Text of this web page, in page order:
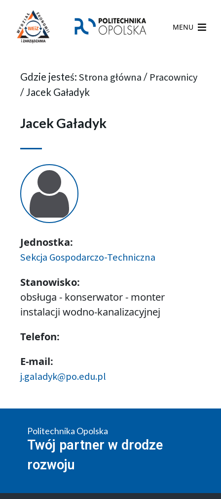
MENU
Gdzie jesteś: Strona główna / Pracownicy
/ Jacek Gaładyk
Jacek Gaładyk
Jednostka:
Sekcja Gospodarczo-Techniczna
Stanowisko:
obsługa - konserwator - monter
instalacji wodno-kanalizacyjnej
Telefon:
E-mail:
j.galadyk@po.edu.pl
Politechnika Opolska
Twój partner w drodze
rozwoju